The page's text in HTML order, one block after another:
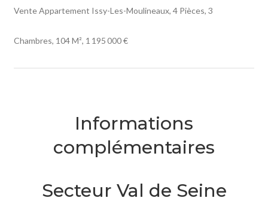
Vente Appartement Issy-Les-Moulineaux, 4 Pièces, 3
Chambres, 104 M², 1 195 000 €
Informations
complémentaires
Secteur Val de Seine